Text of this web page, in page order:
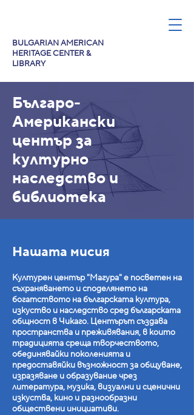
BULGARIAN AMERICAN
HERITAGE CENTER &
LIBRARY
Българо-
Американски
център за
културно
наследство и
библиотека
Нашата мисия
Културен център "Магура" е посветен на
съхраняването и споделянето на
богатството на българската култура,
изкуство и наследство сред българската
общност в Чикаго. Центърът създава
пространства и преживявания, в които
традицията среща творчеството,
обединявайки поколенията и
предоставяйки възможност за общуване,
изразяване и образувание чрез
литература, музика, визуални и сценични
изкуства, кино и разнообразни
обществени инициативи.